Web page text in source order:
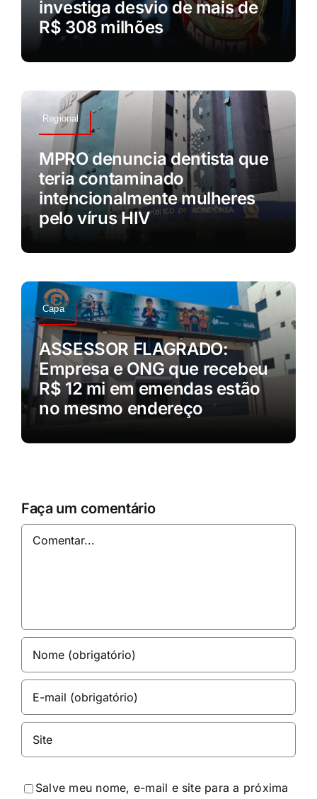
investiga desvio de mais de
R$ 308 milhões
Regional
MPRO denuncia dentista que
teria contaminado
intencionalmente mulheres
pelo vírus HIV
Capa
ASSESSOR FLAGRADO:
Empresa e ONG que recebeu
R$ 12 mi em emendas estão
no mesmo endereço
Faça um comentário
Comentar
Salve meu nome, e-mail e site para a próxima